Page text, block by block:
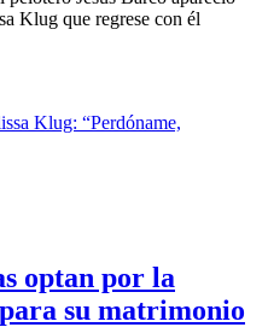
Klug que regrese con él
optan por la
su matrimonio